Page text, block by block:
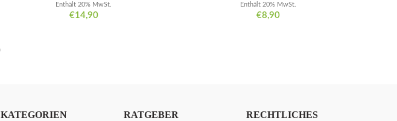
€14,90
Enthält 20% MwSt.
€8,90
Enthält 20% MwSt.
KATEGORIEN RATGEBER RECHTLICHES